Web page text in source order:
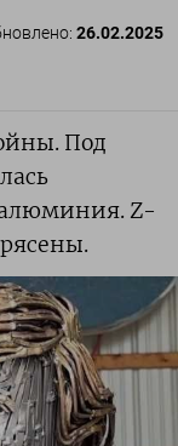
26.02.2025
Под
Z-